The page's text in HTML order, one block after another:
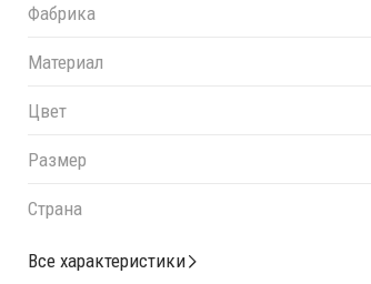
Фабрика
Материал
Цвет
Размер
Страна
Все характеристики